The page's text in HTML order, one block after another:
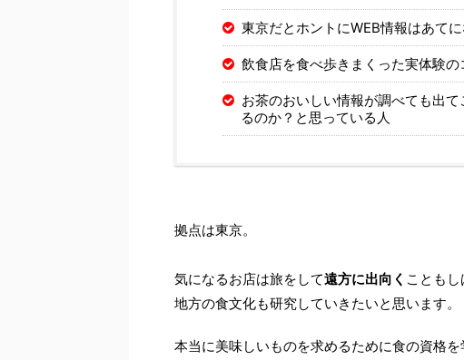
東京だとホントにWEB情報はあて
飲食店を食べ歩きまくった実体験
お茶のおいしい情報が調べても出
るのか？と思っている人
拠点は東京。
気になるお店は旅をして遠方に出向く こともし
地方の食文化も研究していきたいと思います。
本当に美味しいものを求めるために食の資格を